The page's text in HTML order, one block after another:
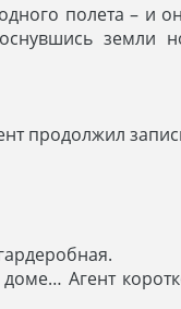
полета – и
земли
продолжил
Агент